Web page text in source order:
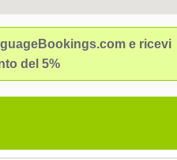
e ricevi
del 5%